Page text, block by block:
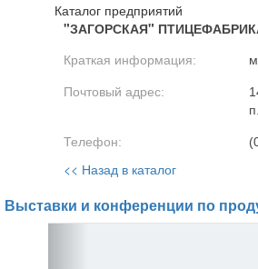
Каталог предприятий
"ЗАГОРСКАЯ"
Краткая информация:
Почтовый адрес:
Телефон:
<< Назад в каталог
Выставки и конференции по